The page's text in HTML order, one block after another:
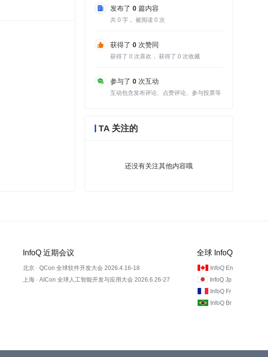
发布了 0 篇内容
共 0 字， 被阅读 0 次
获得了 0 次赞同
获得了 0 次喜欢， 获得了 0 次收藏
参与了 0 次互动
互动包含发布评论、点赞评论、参与投票等
TA 关注的
还没有关注其他内容哦
InfoQ 近期会议
北京 · QCon 全球软件开发大会 2026.4.16-18
上海 · AICon 全球人工智能开发与应用大会 2026.6.26-27
全球 InfoQ
InfoQ En
InfoQ Jp
InfoQ Fr
InfoQ Br